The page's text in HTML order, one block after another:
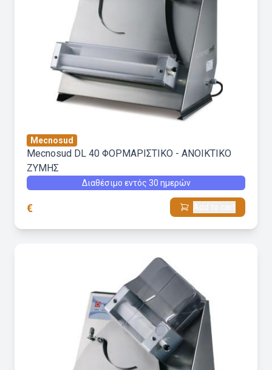
Mecnosud
Mecnosud DL 40 ΦΟΡΜΑΡΙΣΤΙΚΟ - ΑΝΟΙΚΤΙΚΟ
ΖΥΜΗΣ
Διαθέσιμο εντός 30 ημερών
€